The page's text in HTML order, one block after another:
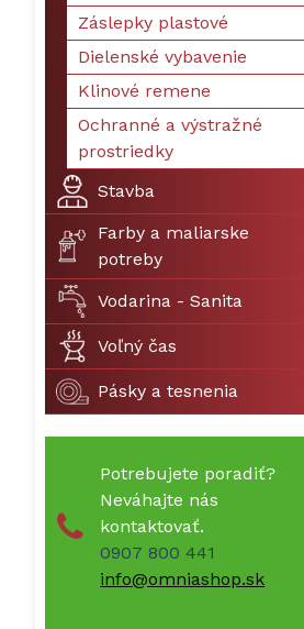
Záslepky plastové
Dielenské vybavenie
Klinové remene
Ochranné a výstražné
prostriedky
Stavba
Farby a maliarske
potreby
Vodarina - Sanita
Voľný čas
Pásky a tesnenia
Potrebujete poradiť?
Neváhajte nás
kontaktovať.
0907 800 441
info@omniashop.sk